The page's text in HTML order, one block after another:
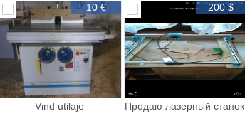
10 €
Vind utilaje
200 $
Продаю лазерный станок